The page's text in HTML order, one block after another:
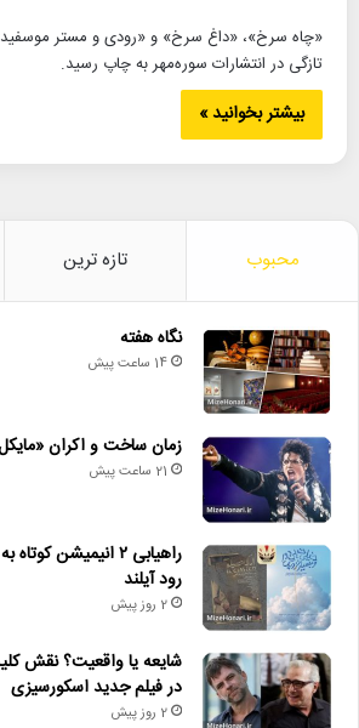
«چاه سرخ»، «داغ سرخ» و «رودی و مستر
تازگی در انتشارات سوره‌مهر به چاپ رسید.
بیشتر بخوانید »
محبوب تازه ترین
نگاه هفته
14 ساعت پیش
زمان ساخت و اکران «مایکل ۲» اعلام
21 ساعت پیش
راهیابی ۲ انیمیشن
رود آیلند
2 روز پیش
شایعه یا واقعیت؟ نقش
در فیلم جدید اسکورسیزی
2 روز پیش